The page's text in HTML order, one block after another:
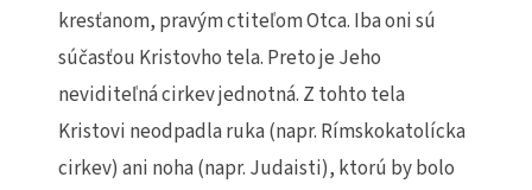
kresťanom, pravým ctiteľom Otca. Iba oni sú
súčasťou Kristovho tela. Preto je Jeho
neviditeľná cirkev jednotná. Z tohto tela
Kristovi neodpadla ruka (napr. Rímskokatolícka
cirkev) ani noha (napr. Judaisti), ktorú by bolo